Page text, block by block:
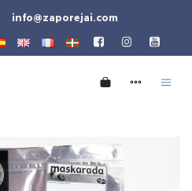
info@zaporejai.com